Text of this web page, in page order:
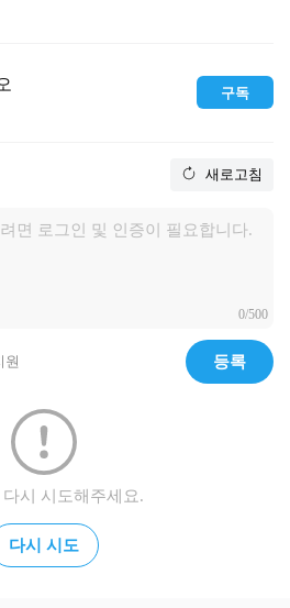
구독
새로고침
0/500
원 등록
다시 시도해주세요.
다시 시도